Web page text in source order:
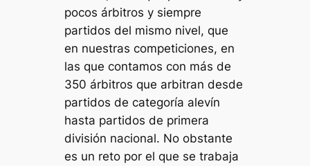
pocos árbitros y siempre
partidos del mismo nivel, que
en nuestras competiciones, en
las que contamos con más de
350 árbitros que arbitran desde
partidos de categoría alevín
hasta partidos de primera
división nacional. No obstante
es un reto por el que se trabaja